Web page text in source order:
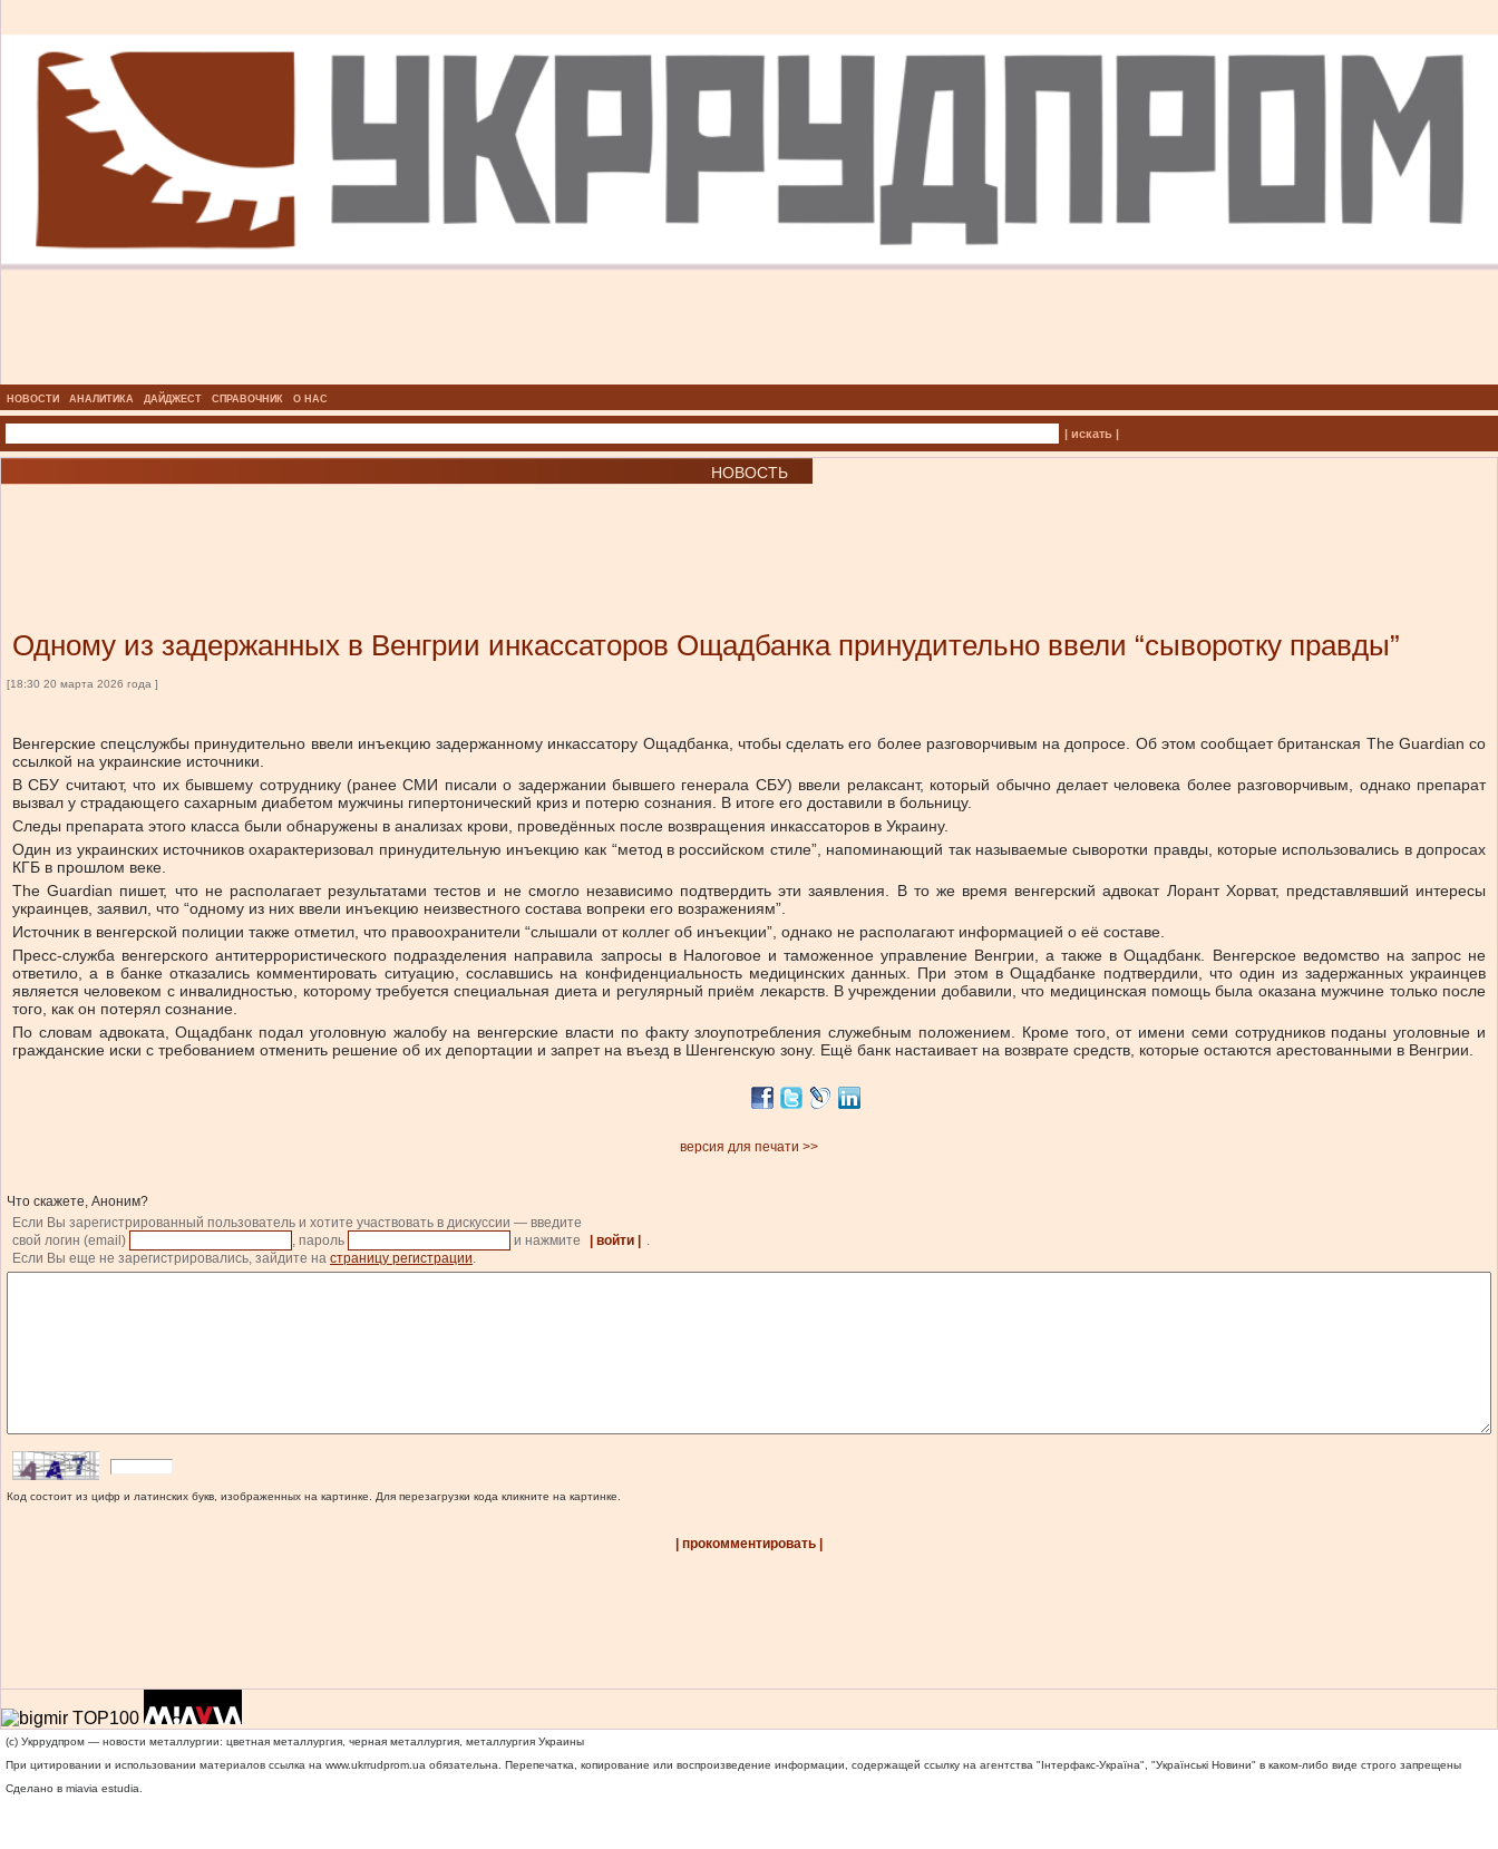
НОВОСТИ АНАЛИТИКА ДАЙДЖЕСТ СПРАВОЧНИК О НАС
| искать |
НОВОСТЬ
Одному из задержанных в Венгрии инкассаторов Ощадбанка принудительно ввели “сыворотку правды”
[18:30 20 марта 2026 года ]
Венгерские спецслужбы принудительно ввели инъекцию задержанному инкассатору Ощадбанка, чтобы сделать его более разговорчивым на допросе. Об этом сообщает британская The Guardian со
ссылкой на украинские источники.
В СБУ считают, что их бывшему сотруднику (ранее СМИ писали о задержании бывшего генерала СБУ) ввели релаксант, который обычно делает человека более разговорчивым, однако препарат
вызвал у страдающего сахарным диабетом мужчины гипертонический криз и потерю сознания. В итоге его доставили в больницу.
Следы препарата этого класса были обнаружены в анализах крови, проведённых после возвращения инкассаторов в Украину.
Один из украинских источников охарактеризовал принудительную инъекцию как “метод в российском стиле”, напоминающий так называемые сыворотки правды, которые использовались в допросах
КГБ в прошлом веке.
The Guardian пишет, что не располагает результатами тестов и не смогло независимо подтвердить эти заявления. В то же время венгерский адвокат Лорант Хорват, представлявший интересы
украинцев, заявил, что “одному из них ввели инъекцию неизвестного состава вопреки его возражениям”.
Источник в венгерской полиции также отметил, что правоохранители “слышали от коллег об инъекции”, однако не располагают информацией о её составе.
Пресс-служба венгерского антитеррористического подразделения направила запросы в Налоговое и таможенное управление Венгрии, а также в Ощадбанк. Венгерское ведомство на запрос не
ответило, а в банке отказались комментировать ситуацию, сославшись на конфиденциальность медицинских данных. При этом в Ощадбанке подтвердили, что один из задержанных украинцев
является человеком с инвалидностью, которому требуется специальная диета и регулярный приём лекарств. В учреждении добавили, что медицинская помощь была оказана мужчине только после
того, как он потерял сознание.
По словам адвоката, Ощадбанк подал уголовную жалобу на венгерские власти по факту злоупотребления служебным положением. Кроме того, от имени семи сотрудников поданы уголовные и
гражданские иски с требованием отменить решение об их депортации и запрет на въезд в Шенгенскую зону. Ещё банк настаивает на возврате средств, которые остаются арестованными в Венгрии.
версия для печати >>
Что скажете, Аноним?
Если Вы зарегистрированный пользователь и хотите участвовать в дискуссии — введите
свой логин (email)
, пароль и нажмите | войти |
.
Если Вы еще не зарегистрировались, зайдите на страницу регистрации.
Код состоит из цифр и латинских букв, изображенных на картинке. Для перезагрузки кода кликните на картинке.
| прокомментировать |
(c) Укррудпром — новости металлургии: цветная металлургия, черная металлургия, металлургия Украины
При цитировании и использовании материалов ссылка на www.ukrrudprom.ua обязательна. Перепечатка, копирование или воспроизведение информации, содержащей ссылку на агентства "Iнтерфакс-Україна", "Українськi Новини" в каком-либо виде строго запрещены
Сделано в miavia estudia.